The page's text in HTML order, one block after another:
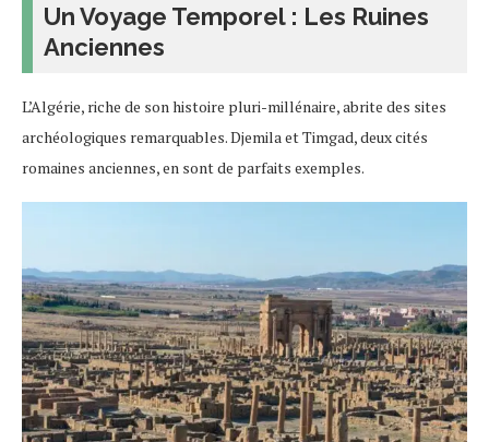
Un Voyage Temporel : Les Ruines
Anciennes
L’Algérie, riche de son histoire pluri-millénaire, abrite des sites
archéologiques remarquables. Djemila et Timgad, deux cités
romaines anciennes, en sont de parfaits exemples.